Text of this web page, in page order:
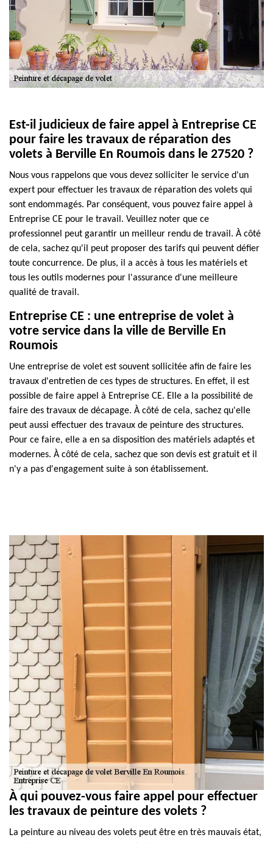
Est-il judicieux de faire appel à Entreprise CE
pour faire les travaux de réparation des
volets à Berville En Roumois dans le 27520 ?
Nous vous rappelons que vous devez solliciter le service d'un
expert pour effectuer les travaux de réparation des volets qui
sont endommagés. Par conséquent, vous pouvez faire appel à
Entreprise CE pour le travail. Veuillez noter que ce
professionnel peut garantir un meilleur rendu de travail. À côté
de cela, sachez qu'il peut proposer des tarifs qui peuvent défier
toute concurrence. De plus, il a accès à tous les matériels et
tous les outils modernes pour l'assurance d'une meilleure
qualité de travail.
Entreprise CE : une entreprise de volet à
votre service dans la ville de Berville En
Roumois
Une entreprise de volet est souvent sollicitée afin de faire les
travaux d'entretien de ces types de structures. En effet, il est
possible de faire appel à Entreprise CE. Elle a la possibilité de
faire des travaux de décapage. À côté de cela, sachez qu'elle
peut aussi effectuer des travaux de peinture des structures.
Pour ce faire, elle a en sa disposition des matériels adaptés et
modernes. À côté de cela, sachez que son devis est gratuit et il
n'y a pas d'engagement suite à son établissement.
À qui pouvez-vous faire appel pour effectuer
les travaux de peinture des volets ?
La peinture au niveau des volets peut être en très mauvais état,